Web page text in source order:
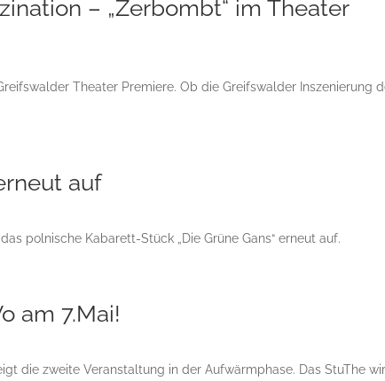
– „Zerbombt“ im Theater
Theater Premiere. Ob die Greifswalder Inszenierung
auf
polnische Kabarett-Stück „Die Grüne Gans“ erneut auf.
am 7.Mai!
die zweite Veranstaltung in der Aufwärmphase. Das StuThe